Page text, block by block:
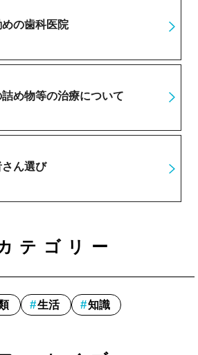
の歯科医院
め物等の治療について
ん選び
テゴリー
生活 知識